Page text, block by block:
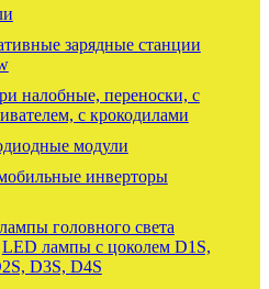
зарядные станции
налобные, переноски, с
с крокодилами
модули
инверторы
головного света
LED лампы с цоколем D1S,
D3S, D4S